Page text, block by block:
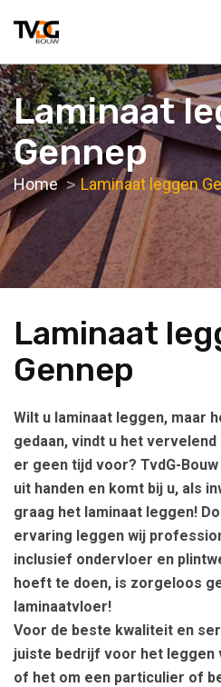
Laminaat
Gennep
Home Laminaat leggen
Laminaat
Gennep
Wilt u laminaat leggen, maar
gedaan, vindt u het
er geen tijd voor? TvdG-
uit handen en komt bij u, als
graag het laminaat leggen!
ervaring leggen wij
inclusief ondervloer en
hoeft te doen, is zorgeloos
laminaatvloer!
Voor de beste kwaliteit en
juiste bedrijf voor het leggen
of het om een particulier of